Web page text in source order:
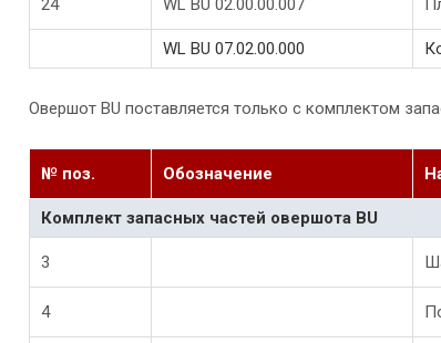
24 WL BU 02.00.00.007
WL BU 07.02.00.000
Овершот BU поставляется только с комплектом
№ поз. Обозначение
Комплект запасных частей овершота ВU
3
4